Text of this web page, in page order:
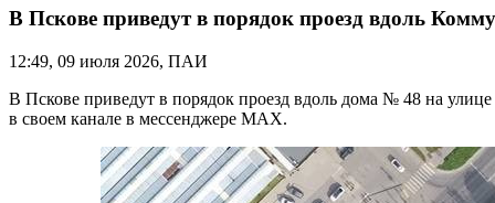
В Пскове приведут в порядок проезд вдоль
12:49, 09 июля 2026, ПАИ
В Пскове приведут в порядок проезд вдоль дома № 48 на
в своем канале в мессенджере MAX.